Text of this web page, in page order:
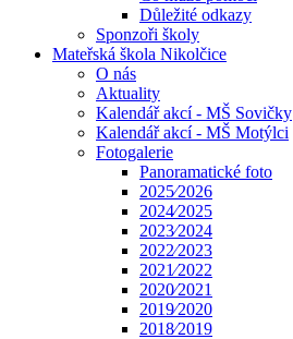
Důležité odkazy
Sponzoři školy
Mateřská škola Nikolčice
O nás
Aktuality
Kalendář akcí - MŠ Sovičky
Kalendář akcí - MŠ Motýlci
Fotogalerie
Panoramatické foto
2025⁄2026
2024⁄2025
2023⁄2024
2022⁄2023
2021⁄2022
2020⁄2021
2019⁄2020
2018⁄2019